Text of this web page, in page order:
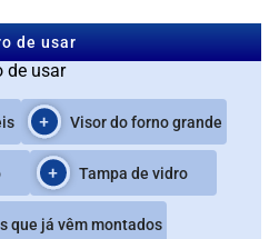
custo-
Fácil
de usar
Visor do forno grande
Tampa de vidro
que já vêm montados